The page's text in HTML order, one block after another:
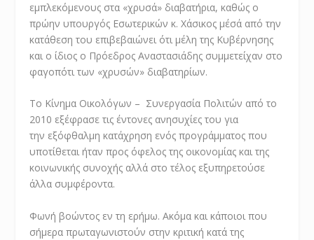
εμπλεκόμενους στα «χρυσά» διαβατήρια, καθώς ο
πρώην υπουργός Εσωτερικών κ. Χάσικος μέσά από την
κατάθεση του επιβεβαιώνει ότι μέλη της Κυβέρνησης
και ο ίδιος ο Πρόεδρος Αναστασιάδης συμμετείχαν στο
φαγοπότι των «χρυσών» διαβατηρίων.
Το Κίνημα Οικολόγων – Συνεργασία Πολιτών από το
2010 εξέφρασε τις έντονες ανησυχίες του για
την εξόφθαλμη κατάχρηση ενός προγράμματος που
υποτίθεται ήταν προς όφελος της οικονομίας και της
κοινωνικής συνοχής αλλά στο τέλος εξυπηρετούσε
άλλα συμφέροντα.
Φωνή βοώντος εν τη ερήμω. Ακόμα και κάποιοι που
σήμερα πρωταγωνιστούν στην κριτική κατά της